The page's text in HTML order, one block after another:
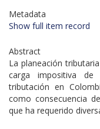
Metadata
Show full item record
Abstract
La planeación
carga impositiva
tributación en
como consecuencia
que ha requerido